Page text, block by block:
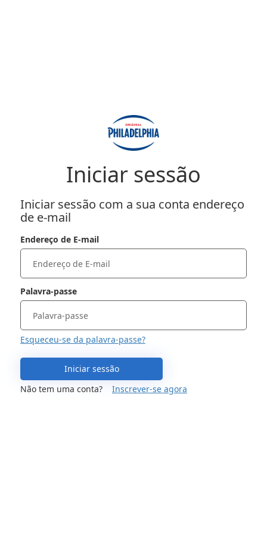
Iniciar sessão
Iniciar sessão com a sua conta endereço
de e-mail
Endereço de E-mail
Palavra-passe
Esqueceu-se da palavra-passe?
Iniciar sessão
Não tem uma conta?
Inscrever-se agora